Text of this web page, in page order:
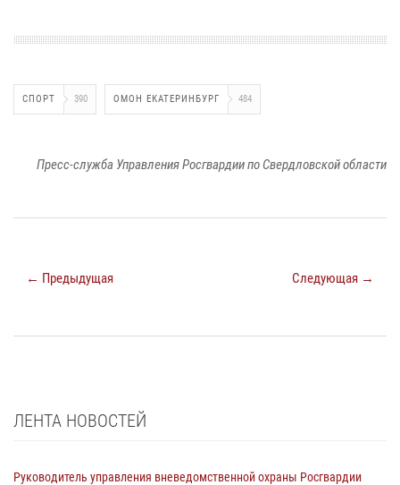
СПОРТ 390 ОМОН ЕКАТЕРИНБУРГ 484
Пресс-служба Управления Росгвардии по Свердловской области
← Предыдущая Следующая →
ЛЕНТА НОВОСТЕЙ
Руководитель управления вневедомственной охраны Росгвардии